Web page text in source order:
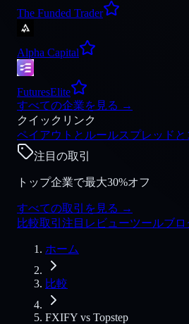
The Funded Trader
Alpha Capital
FuturesElite
すべての企業を見る →
クイックリンク
ペイアウトとルールスプレッドと
注目の取引
トップ企業で最大30%オフ
すべての取引を見る →
比較取引 注目 レビューツールブロ
ホーム
比較
FXIFY vs Topstep